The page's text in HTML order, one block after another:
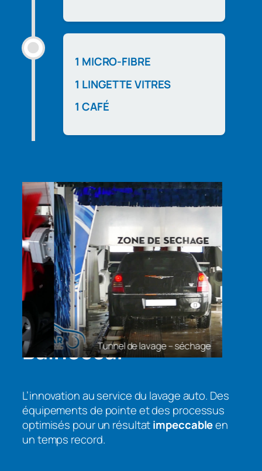
1 MICRO-FIBRE
1 LINGETTE VITRES
1 CAFÉ
Tunnel de lavage – séchage
Balnéocar
L’innovation au service du lavage auto. Des
équipements de pointe et des processus
optimisés pour un résultatimpeccableen
un temps record.